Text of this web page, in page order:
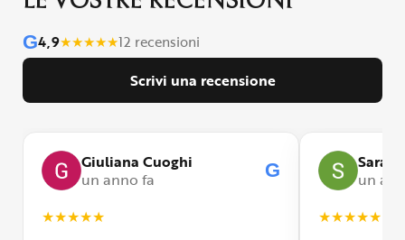
G4,9★★★★★12 recensioni
Scrivi una recensione
Giuliana Cuoghi
un anno fa
G
★★★★★
Sara
un
★★★★★